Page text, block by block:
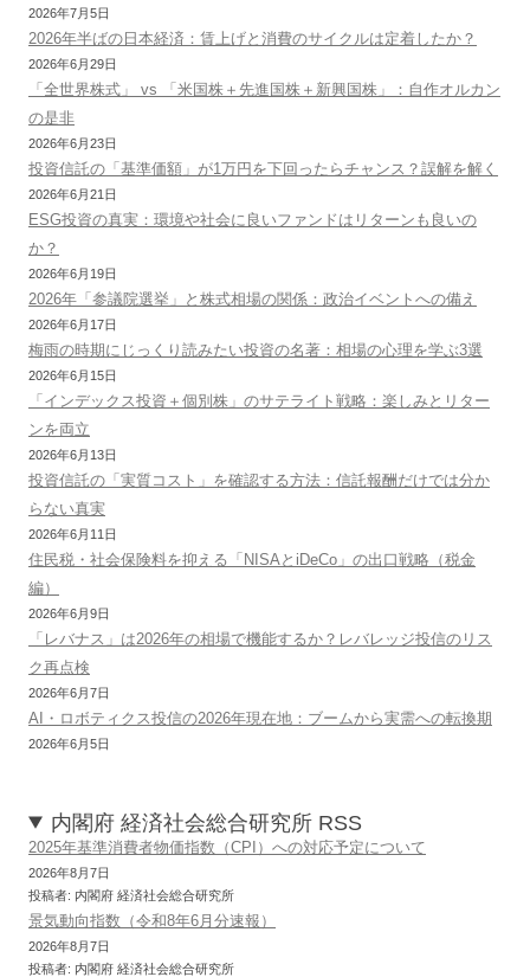
2026年7月5日
2026年半ばの日本経済：賃上げと消費のサイクルは定着したか？
2026年6月29日
「全世界株式」 vs 「米国株＋先進国株＋新興国株」：自作オルカン
の是非
2026年6月23日
投資信託の「基準価額」が1万円を下回ったらチャンス？誤解を解く
2026年6月21日
ESG投資の真実：環境や社会に良いファンドはリターンも良いの
か？
2026年6月19日
2026年「参議院選挙」と株式相場の関係：政治イベントへの備え
2026年6月17日
梅雨の時期にじっくり読みたい投資の名著：相場の心理を学ぶ3選
2026年6月15日
「インデックス投資＋個別株」のサテライト戦略：楽しみとリター
ンを両立
2026年6月13日
投資信託の「実質コスト」を確認する方法：信託報酬だけでは分か
らない真実
2026年6月11日
住民税・社会保険料を抑える「NISAとiDeCo」の出口戦略（税金
編）
2026年6月9日
「レバナス」は2026年の相場で機能するか？レバレッジ投信のリス
ク再点検
2026年6月7日
AI・ロボティクス投信の2026年現在地：ブームから実需への転換期
2026年6月5日
内閣府 経済社会総合研究所 RSS
2025年基準消費者物価指数（CPI）への対応予定について
2026年8月7日
投稿者: 内閣府 経済社会総合研究所
景気動向指数（令和8年6月分速報）
2026年8月7日
投稿者: 内閣府 経済社会総合研究所